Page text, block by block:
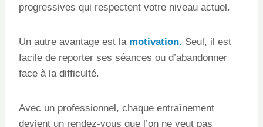
progressives qui respectent votre niveau actuel.
Un autre avantage est la motivation. Seul, il est
facile de reporter ses séances ou d’abandonner
face à la difficulté.
Avec un professionnel, chaque entraînement
devient un rendez-vous que l’on ne veut pas